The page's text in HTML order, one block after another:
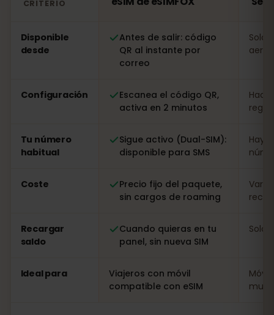
CRITERIO
Disponible
desde
Antes de salir: código
QR al instante por
correo
Solo
Configuración
Escanea el código QR,
activa en 2 minutos
Tu número
habitual
Sigue activo (Dual-SIM):
disponible para SMS
Hay
Coste
Precio fijo del paquete,
sin cargos de roaming
Recargar
saldo
Cuando quieras en tu
panel, sin nueva SIM
Solo
Ideal para
Viajeros con móvil
compatible con eSIM
muy